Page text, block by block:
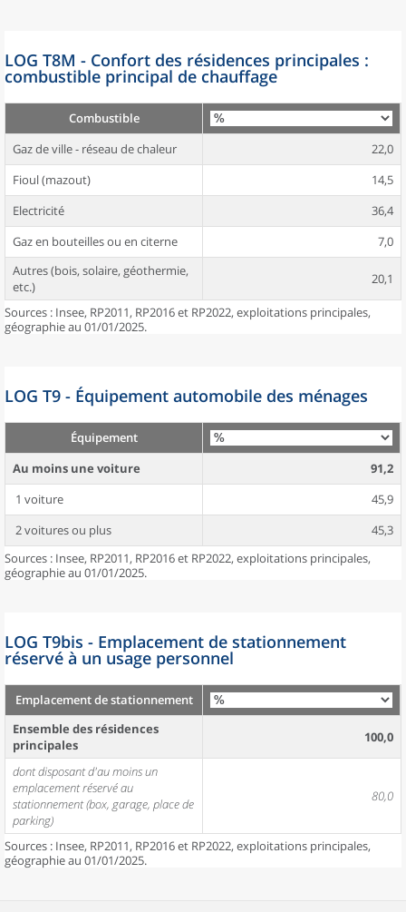
LOG T8M - Confort des résidences principales :
combustible principal de chauffage
Combustible
Gaz de ville - réseau de chaleur
22,0
Fioul (mazout)
14,5
Electricité
36,4
Gaz en bouteilles ou en citerne
7,0
Autres (bois, solaire, géothermie,
etc.)
20,1
Sources : Insee, RP2011, RP2016 et RP2022, exploitations principales,
géographie au 01/01/2025.
LOG T9 - Équipement automobile des ménages
Équipement
Au moins une voiture
91,2
1 voiture
45,9
2 voitures ou plus
45,3
Sources : Insee, RP2011, RP2016 et RP2022, exploitations principales,
géographie au 01/01/2025.
LOG T9bis - Emplacement de stationnement
réservé à un usage personnel
Emplacement de stationnement
Ensemble des résidences
principales
100,0
dont disposant d'au moins un
emplacement réservé au
stationnement (box, garage, place de
parking)
80,0
Sources : Insee, RP2011, RP2016 et RP2022, exploitations principales,
géographie au 01/01/2025.